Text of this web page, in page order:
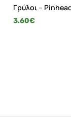
Γρύλοι –
3.60€